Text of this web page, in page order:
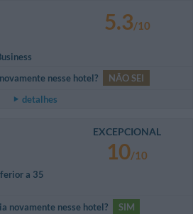
5.3/10
nesse hotel?
NÃO SEI
detalhes
a 35
EXCEPCIONAL
10/10
novamente nesse hotel?
SIM